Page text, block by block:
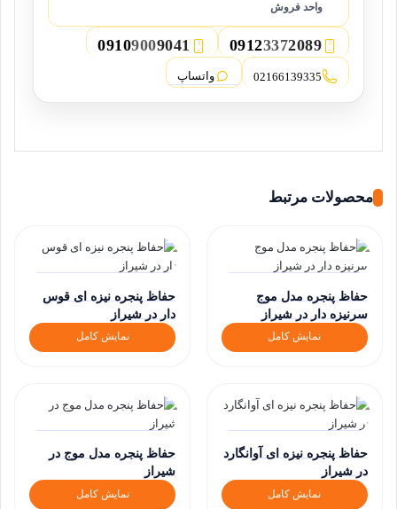
واحد فروش
2
09123372089
3
09109009041
02166139335 واتساپ
محصولات مرتبط
حفاظ پنجره مدل موج
سرنیزه دار در شیراز
نمایش کامل
حفاظ پنجره نیزه ای قوس
دار در شیراز
نمایش کامل
حفاظ پنجره نیزه ای آوانگارد
در شیراز
نمایش کامل
حفاظ پنجره مدل موج در
شیراز
نمایش کامل